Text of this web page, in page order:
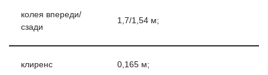
колея впереди/
сзади
1,7/1,54 м;
клиренс 0,165 м;